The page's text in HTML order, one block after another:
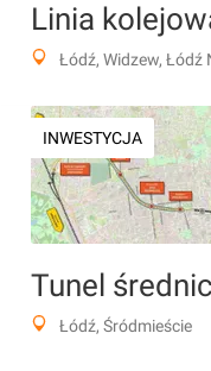
Łódź, Widzew, Łódź
INWESTYCJA
Tunel
Łódź, Śródmieście